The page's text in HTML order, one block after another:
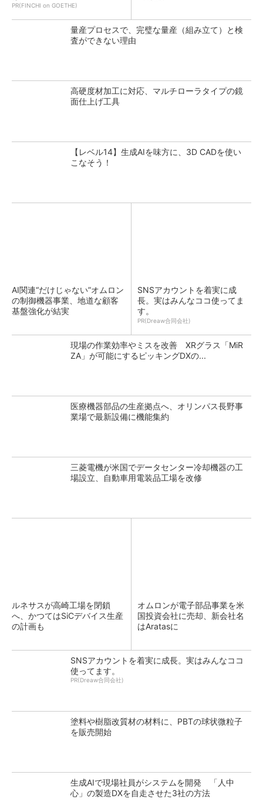
PR(FINCHI on GOETHE)
量産プロセスで、完璧な量産（組み立て）と検
査ができない理由
高硬度材加工に対応、マルチローラタイプの鏡
面仕上げ工具
【レベル14】生成AIを味方に、3D CADを使い
こなそう！
AI関連“だけじゃない”オムロン
の制御機器事業、地道な顧客
基盤強化が結実
SNSアカウントを着実に成
長。実はみんなココ使ってま
す。
PR(Dreaw合同会社)
現場の作業効率やミスを改善 XRグラス「MiR
ZA」が可能にするピッキングDXの...
医療機器部品の生産拠点へ、オリンパス長野事
業場で最新設備に機能集約
三菱電機が米国でデータセンター冷却機器の工
場設立、自動車用電装品工場を改修
ルネサスが高崎工場を閉鎖
へ、かつてはSiCデバイス生産
の計画も
オムロンが電子部品事業を米
国投資会社に売却、新会社名
はAratasに
SNSアカウントを着実に成長。実はみんなココ
使ってます。
PR(Dreaw合同会社)
塗料や樹脂改質材の材料に、PBTの球状微粒子
を販売開始
生成AIで現場社員がシステムを開発 「人中
心」の製造DXを自走させた3社の方法